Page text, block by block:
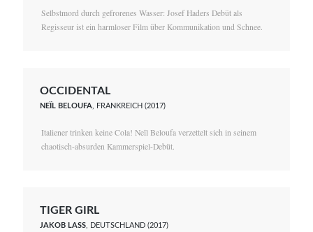
Selbstmord durch gefrorenes Wasser: Josef Haders Debüt als
Regisseur ist ein harmloser Film über Kommunikation und Schnee.
OCCIDENTAL
NEÏL BELOUFA , FRANKREICH (2017)
Italiener trinken keine Cola! Neïl Beloufa verzettelt sich in seinem
chaotisch-absurden Kammerspiel-Debüt.
TIGER GIRL
JAKOB LASS, DEUTSCHLAND (2017)